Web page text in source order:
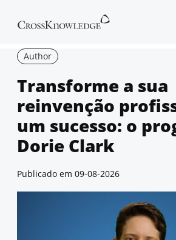
Author
Transforme a sua
reinvenção
um sucesso: o
Dorie Clark
Publicado em 09-08-2026